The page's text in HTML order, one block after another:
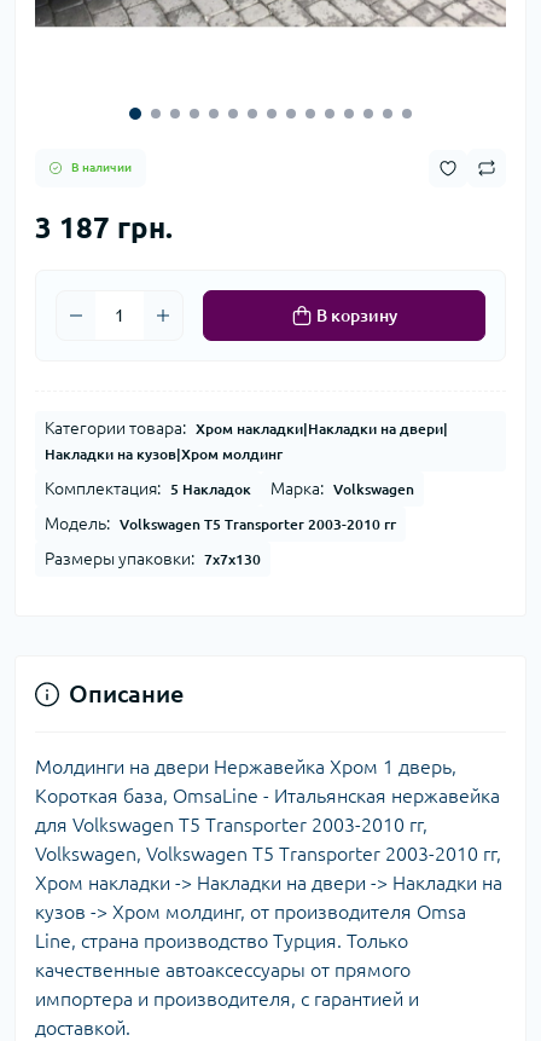
В наличии
3 187 грн.
В корзину
Категории товара:
Хром накладки|Накладки на двери|
Накладки на кузов|Хром молдинг
Комплектация: 5 Накладок Марка: Volkswagen
Модель: Volkswagen T5 Transporter 2003-2010 гг
Размеры упаковки: 7x7x130
Описание
Молдинги на двери Нержавейка Хром 1 дверь,
Короткая база, OmsaLine - Итальянская нержавейка
для Volkswagen T5 Transporter 2003-2010 гг,
Volkswagen, Volkswagen T5 Transporter 2003-2010 гг,
Хром накладки -> Накладки на двери -> Накладки на
кузов -> Хром молдинг, от производителя Omsa
Line, страна производство Турция. Только
качественные автоаксессуары от прямого
импортера и производителя, с гарантией и
доставкой.